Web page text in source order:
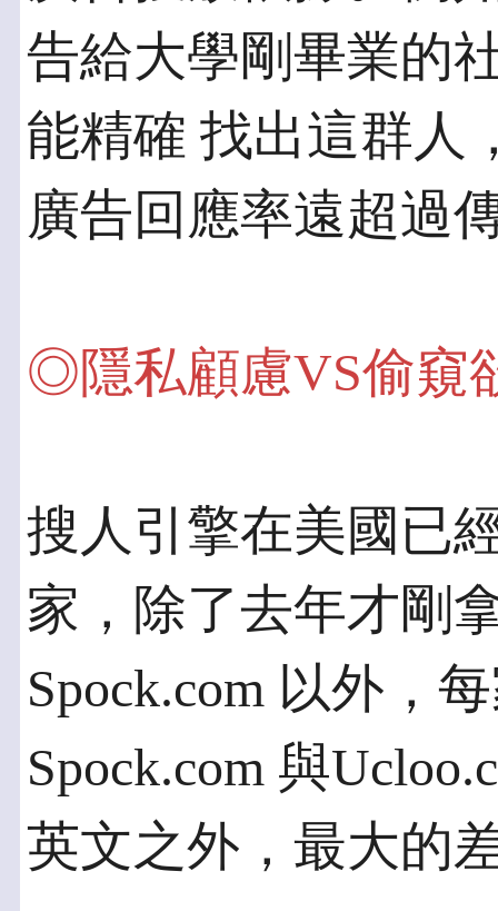
告給大學剛畢業的
能精確 找出這群人
廣告回應率遠超過
◎隱私顧慮VS偷窺
搜人引擎在美國已
家，除了去年才剛
Spock.com 以外，
Spock.com 與
英文之外，最大的